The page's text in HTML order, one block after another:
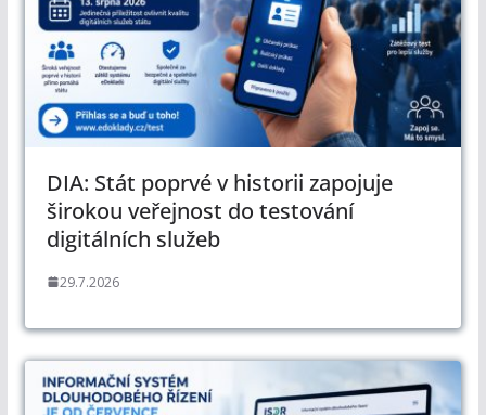
DIA: Stát poprvé v historii zapojuje
širokou veřejnost do testování
digitálních služeb
29.7.2026